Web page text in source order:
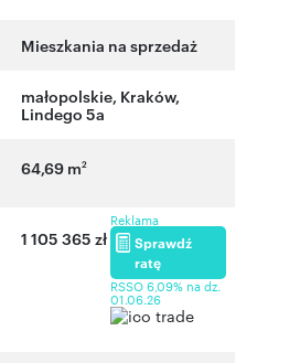
Mieszkania na sprzedaż
małopolskie, Kraków,
Lindego 5a
64,69 m2
1 105 365 zł
Reklama
Sprawdź
ratę
RSSO 6,09% na dz.
01.06.26